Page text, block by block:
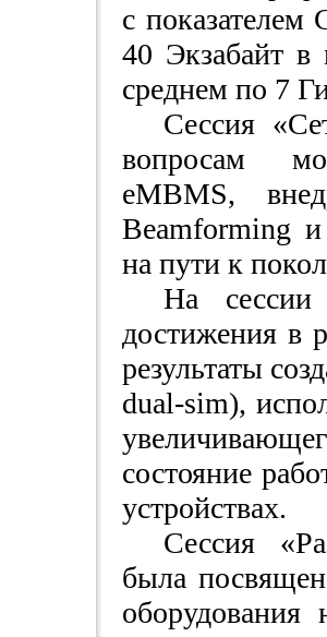
с показателем
40 Экзабайт в
среднем по 7
Сессия
вопросам
eMBMS,
Beamforming
на пути к
На
достижения в
результаты
dual-sim),
состояние
устройствах.
Сессия
была